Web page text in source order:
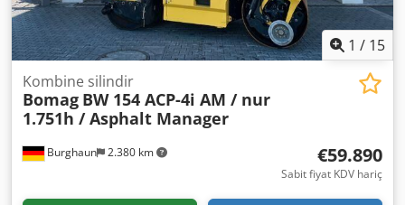
1 / 15
Burghaun 2.380 km
Kombine silindir
Bomag BW 154 ACP-4i AM / nur
1.751h / Asphalt Manager
€59.890
Sabit fiyat KDV hariç